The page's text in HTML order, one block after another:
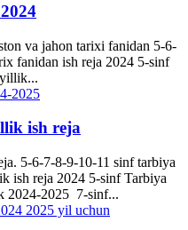
va jahon tarixi fanidan 5-6-
fanidan ish reja 2024 5-sinf
ish reja
5-6-7-8-9-10-11 sinf tarbiya
ish reja 2024 5-sinf Tarbiya
2024-2025 7-sinf...